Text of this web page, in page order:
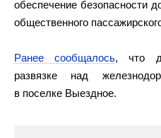
обеспечение безопасности
общественного
Ранее сообщалось, что
развязке над
в поселке Выездное.